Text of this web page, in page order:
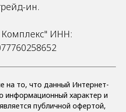
ин.
ИНН:
то, что данный Интернет-
информационный характер и
публичной офертой,